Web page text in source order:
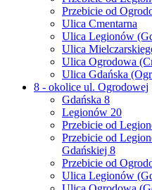
Przebicie od
Ulica Cmentarna
Ulica Legionów
Ulica
Ulica Ogrodowa
Ulica Gdańska
8 - okolice ul. Ogrodowej
Gdańska 8
Legionów 20
Przebicie od
Przebicie od
Gdańskiej 8
Przebicie od
Ulica Legionów